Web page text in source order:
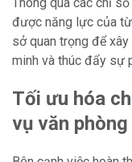
được năng lực của
sở quan trọng để
minh và thúc đẩy sự
Tối ưu hóa
vụ văn